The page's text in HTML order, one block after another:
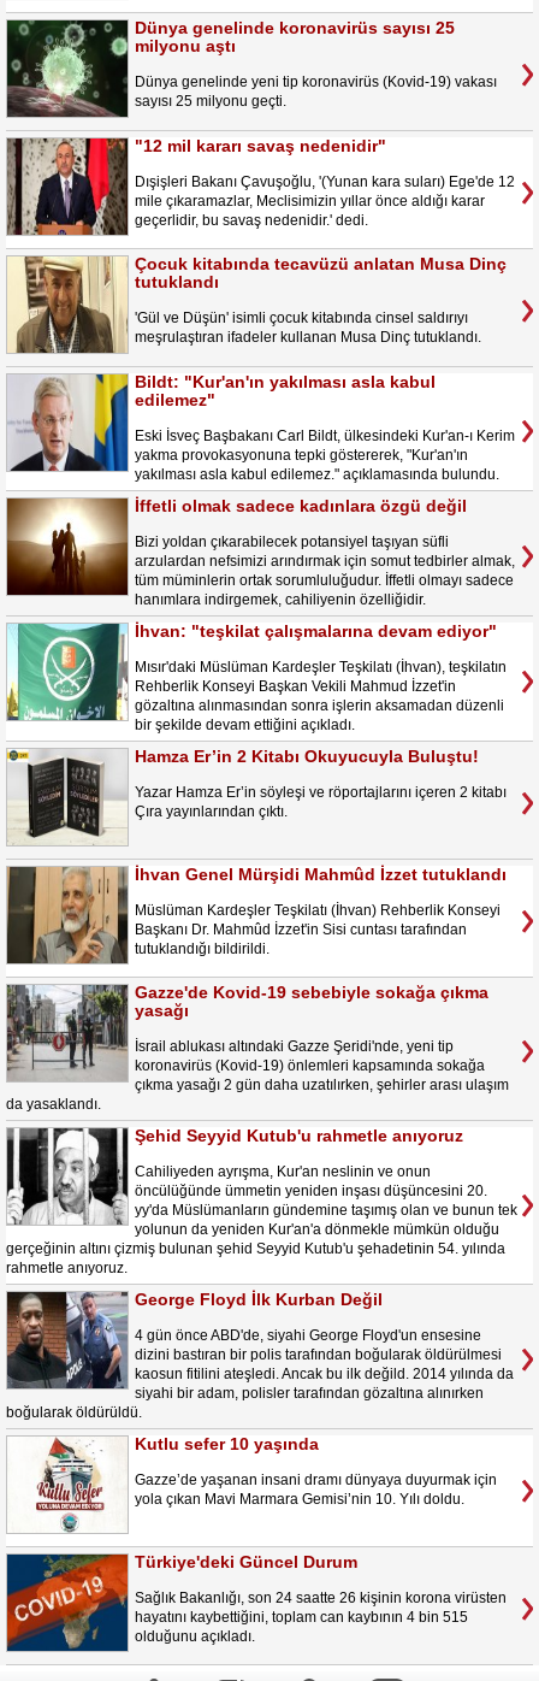
Dünya genelinde koronavirüs sayısı 25
milyonu aştı
Dünya genelinde yeni tip koronavirüs (Kovid-19) vakası
sayısı 25 milyonu geçti.
"12 mil kararı savaş nedenidir"
Dışişleri Bakanı Çavuşoğlu, '(Yunan kara suları) Ege'de 12
mile çıkaramazlar, Meclisimizin yıllar önce aldığı karar
geçerlidir, bu savaş nedenidir.' dedi.
Çocuk kitabında tecavüzü anlatan Musa Dinç
tutuklandı
'Gül ve Düşün' isimli çocuk kitabında cinsel saldırıyı
meşrulaştıran ifadeler kullanan Musa Dinç tutuklandı.
Bildt: "Kur'an'ın yakılması asla kabul
edilemez"
Eski İsveç Başbakanı Carl Bildt, ülkesindeki Kur'an-ı Kerim
yakma provokasyonuna tepki göstererek, "Kur'an'ın
yakılması asla kabul edilemez." açıklamasında bulundu.
İffetli olmak sadece kadınlara özgü değil
Bizi yoldan çıkarabilecek potansiyel taşıyan süfli
arzulardan nefsimizi arındırmak için somut tedbirler almak,
tüm müminlerin ortak sorumluluğudur. İffetli olmayı sadece
hanımlara indirgemek, cahiliyenin özelliğidir.
İhvan: "teşkilat çalışmalarına devam ediyor"
Mısır'daki Müslüman Kardeşler Teşkilatı (İhvan), teşkilatın
Rehberlik Konseyi Başkan Vekili Mahmud İzzet'in
gözaltına alınmasından sonra işlerin aksamadan düzenli
bir şekilde devam ettiğini açıkladı.
Hamza Er’in 2 Kitabı Okuyucuyla Buluştu!
Yazar Hamza Er’in söyleşi ve röportajlarını içeren 2 kitabı
Çıra yayınlarından çıktı.
İhvan Genel Mürşidi Mahmûd İzzet tutuklandı
Müslüman Kardeşler Teşkilatı (İhvan) Rehberlik Konseyi
Başkanı Dr. Mahmûd İzzet'in Sisi cuntası tarafından
tutuklandığı bildirildi.
Gazze'de Kovid-19 sebebiyle sokağa çıkma
yasağı
İsrail ablukası altındaki Gazze Şeridi'nde, yeni tip
koronavirüs (Kovid-19) önlemleri kapsamında sokağa
çıkma yasağı 2 gün daha uzatılırken, şehirler arası ulaşım
da yasaklandı.
Şehid Seyyid Kutub'u rahmetle anıyoruz
Cahiliyeden ayrışma, Kur'an neslinin ve onun
öncülüğünde ümmetin yeniden inşası düşüncesini 20.
yy'da Müslümanların gündemine taşımış olan ve bunun tek
yolunun da yeniden Kur'an'a dönmekle mümkün olduğu
gerçeğinin altını çizmiş bulunan şehid Seyyid Kutub'u şehadetinin 54. yılında
rahmetle anıyoruz.
George Floyd İlk Kurban Değil
4 gün önce ABD'de, siyahi George Floyd'un ensesine
dizini bastıran bir polis tarafından boğularak öldürülmesi
kaosun fitilini ateşledi. Ancak bu ilk değild. 2014 yılında da
siyahi bir adam, polisler tarafından gözaltına alınırken
boğularak öldürüldü.
Kutlu sefer 10 yaşında
Gazze’de yaşanan insani dramı dünyaya duyurmak için
yola çıkan Mavi Marmara Gemisi’nin 10. Yılı doldu.
Türkiye'deki Güncel Durum
Sağlık Bakanlığı, son 24 saatte 26 kişinin korona virüsten
hayatını kaybettiğini, toplam can kaybının 4 bin 515
olduğunu açıkladı.